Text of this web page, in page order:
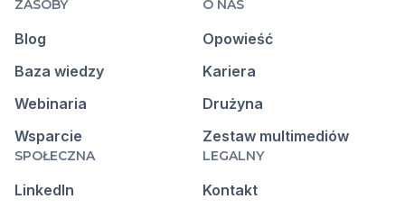
ZASOBY
Blog
Baza wiedzy
Webinaria
Wsparcie
O NAS
Opowieść
Kariera
Drużyna
Zestaw multimediów
SPOŁECZNA
LinkedIn
LEGALNY
Kontakt